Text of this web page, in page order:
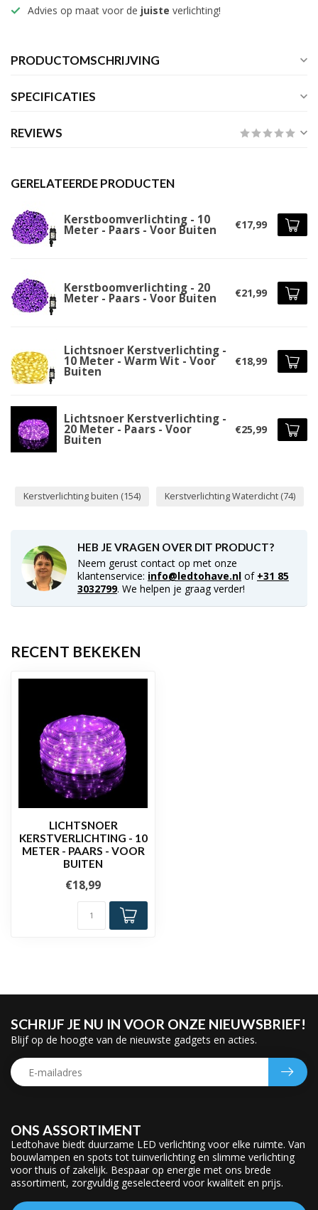
Advies op maat voor de juiste verlichting!
PRODUCTOMSCHRIJVING
SPECIFICATIES
REVIEWS
GERELATEERDE PRODUCTEN
Kerstboomverlichting - 10
Meter - Paars - Voor Buiten €17,99
Kerstboomverlichting - 20
Meter - Paars - Voor Buiten €21,99
Lichtsnoer Kerstverlichting -
10 Meter - Warm Wit - Voor
Buiten
€18,99
Lichtsnoer Kerstverlichting -
20 Meter - Paars - Voor
Buiten
€25,99
Kerstverlichting buiten (154) Kerstverlichting Waterdicht (74)
HEB JE VRAGEN OVER DIT PRODUCT?
Neem gerust contact op met onze
klantenservice: info@ledtohave.nl of +31 85
3032799. We helpen je graag verder!
RECENT BEKEKEN
LICHTSNOER
KERSTVERLICHTING - 10
METER - PAARS - VOOR
BUITEN
€18,99
ONS ASSORTIMENT
Ledtohave biedt duurzame LED verlichting voor elke ruimte. Van
bouwlampen en spots tot tuinverlichting en slimme verlichting
voor thuis of zakelijk. Bespaar op energie met ons brede
assortiment, zorgvuldig geselecteerd voor kwaliteit en prijs.
SCHRIJF JE NU IN VOOR ONZE NIEUWSBRIEF!
Blijf op de hoogte van de nieuwste gadgets en acties.